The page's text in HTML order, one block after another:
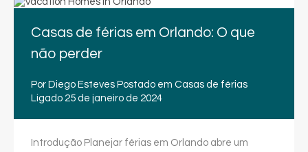
Casas de férias em Orlando: O que
não perder
Por Diego Esteves Postado em Casas de férias
Ligado 25 de janeiro de 2024
Introdução Planejar férias em Orlando abre um